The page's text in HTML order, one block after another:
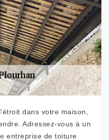
dans votre maison,
Adressez-vous à un
entreprise de toiture